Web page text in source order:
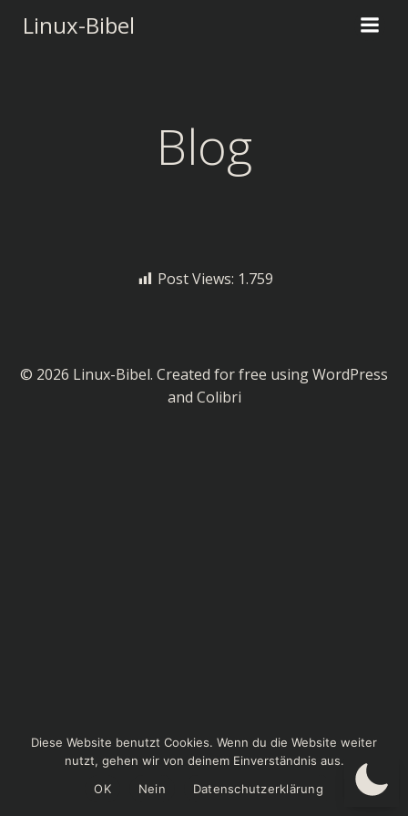
Linux-Bibel
Blog
Post Views: 1.759
© 2026 Linux-Bibel. Created for free using WordPress
and Colibri
Diese Website benutzt Cookies. Wenn du die Website weiter
nutzt, gehen wir von deinem Einverständnis aus.
OK
Nein Datenschutzerklärung